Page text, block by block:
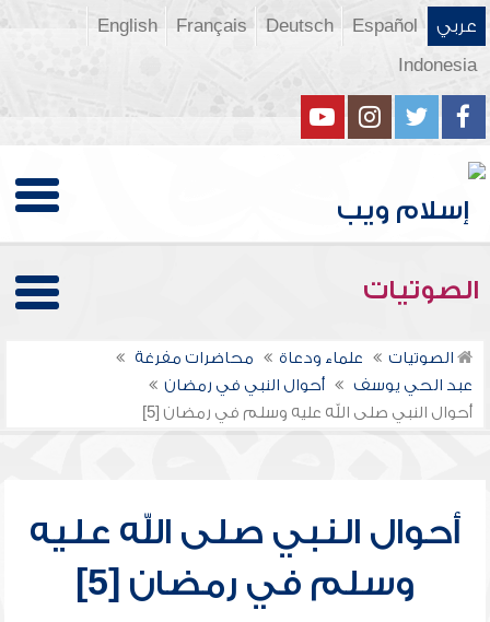
عربي Español
Deutsch
Français
English
Indonesia
الصوتيات
الصوتيات علماء ودعاة
محاضرات مفرغة
عبد الحي يوسف
أحوال النبي في رمضان
أحوال النبي صلى الله عليه وسلم في رمضان [5]
أحوال النبي صلى الله عليه
وسلم في رمضان [5]